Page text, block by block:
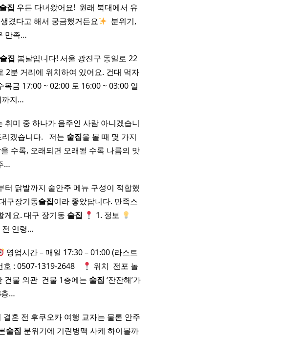
술집 우든 다녀왔어요! ​ 원래 북대에서 유
겼다고 해서 궁금했거든요
​ 분위기,
만족…
술집 봄날입니다! 서울 광진구 동일로 22
2분 거리에 위치하여 있어요. 건대 먹자
금 17:00 ~ 02:00 토 16:00 ~ 03:00 일
까지…
취미 중 하나가 음주인 사람 아니겠습니
겠습니다. ​ ​ 저는 술집을 볼 때 몇 가지
수록, 오래되면 오래될 수록 나름의 맛
…
닭발까지 술안주 메뉴 구성이 적합했
구장기동술집이라 좋았답니다. 만족스
게요. 대구 장기동 술집
1. 정보
전 연령…
영업시간 – 매일 17:30 – 01:00 (라스트
호 : 0507-1319-2648
위치 ​ 전포 놀
건물 외관 ​ 건물 1층에는 술집 ‘잔잔해’가
층…
혼 전 후쿠오카 여행 교자는 물론 안주
술집 분위기에 기린병맥 사케 하이볼까